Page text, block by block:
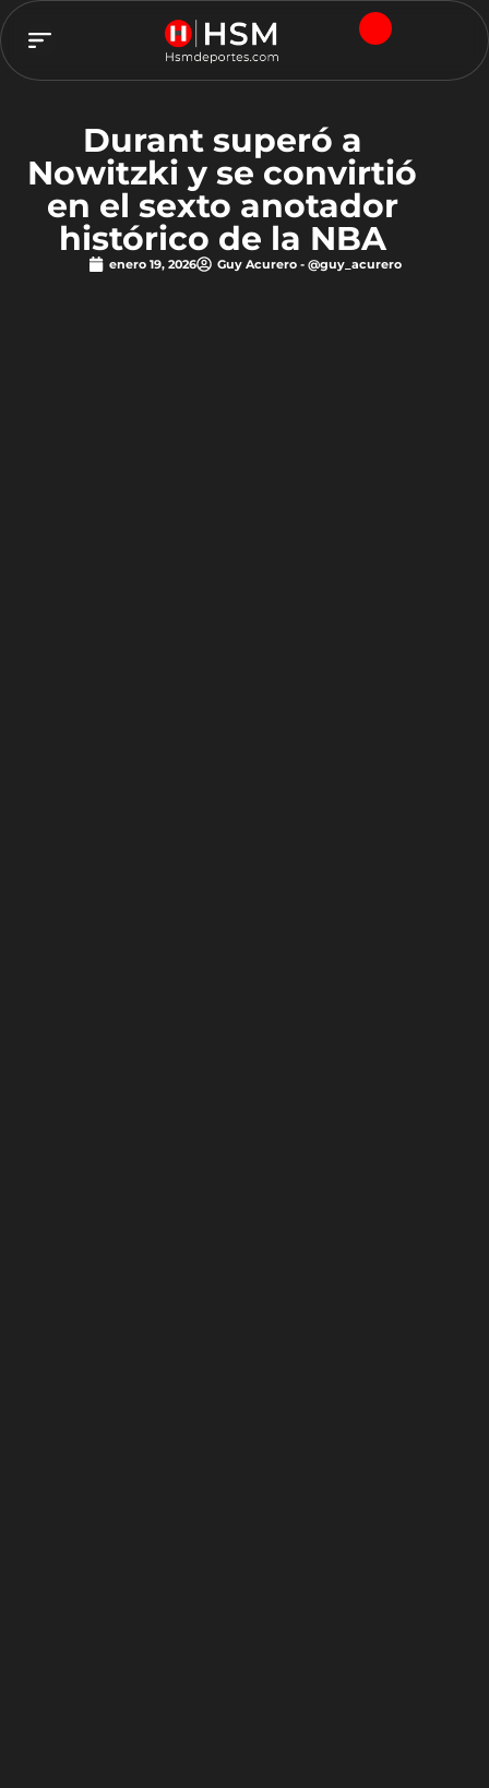
Durant superó a
Nowitzki y se convirtió
en el sexto anotador
histórico de la NBA
enero 19, 2026 Guy Acurero - @guy_acurero